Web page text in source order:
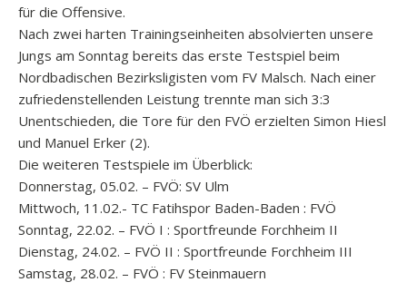
für die Offensive.
Nach zwei harten Trainingseinheiten absolvierten unsere
Jungs am Sonntag bereits das erste Testspiel beim
Nordbadischen Bezirksligisten vom FV Malsch. Nach einer
zufriedenstellenden Leistung trennte man sich 3:3
Unentschieden, die Tore für den FVÖ erzielten Simon Hiesl
und Manuel Erker (2).
Die weiteren Testspiele im Überblick:
Donnerstag, 05.02. – FVÖ: SV Ulm
Mittwoch, 11.02.- TC Fatihspor Baden-Baden : FVÖ
Sonntag, 22.02. – FVÖ I : Sportfreunde Forchheim II
Dienstag, 24.02. – FVÖ II : Sportfreunde Forchheim III
Samstag, 28.02. – FVÖ : FV Steinmauern